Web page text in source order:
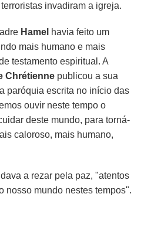
invadiram a igreja.
Hamel havia feito um
mais humano e mais
testamento espiritual. A
Chrétienne publicou a sua
paróquia escrita no início das
ouvir neste tempo o
deste mundo, para torná-
caloroso, mais humano,
a rezar pela paz, "atentos
nosso mundo nestes tempos".